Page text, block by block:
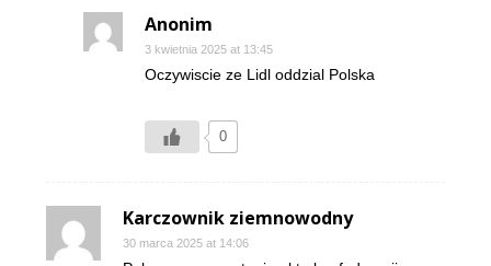
Anonim
3 kwietnia 2025 at 13:45
Oczywiscie ze Lidl oddzial Polska
0
Karczownik ziemnowodny
30 marca 2025 at 14:06